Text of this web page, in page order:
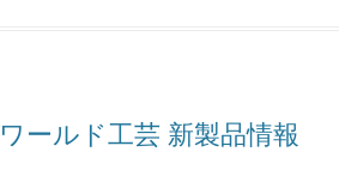
ワールド工芸 新製品情報